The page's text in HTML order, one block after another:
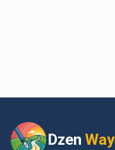
Dzen Way